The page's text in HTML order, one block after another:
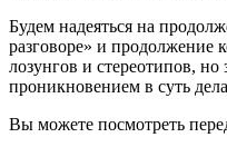
Будем надеяться на
разговоре» и продолжение
лозунгов и стереотипов,
проникновением в суть
Вы можете посмотреть